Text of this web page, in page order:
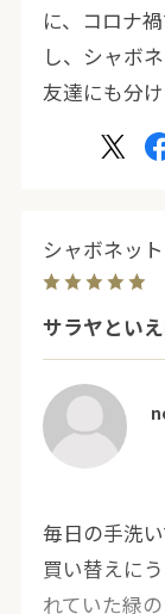
に、コロナ
し、シャボ
友達にも分
シャボネッ
サラヤとい
毎日の手洗
買い替えに
れていた緑